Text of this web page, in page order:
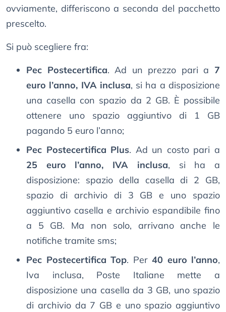
ovviamente, differiscono a seconda del pacchetto
prescelto.
Si può scegliere fra:
Pec Postecertifica. Ad un prezzo pari a 7
euro l’anno, IVA inclusa, si ha a disposizione
una casella con spazio da 2 GB. È possibile
ottenere uno spazio aggiuntivo di 1 GB
pagando 5 euro l’anno;
Pec Postecertifica Plus. Ad un costo pari a
25 euro l’anno, IVA inclusa, si ha a
disposizione: spazio della casella di 2 GB,
spazio di archivio di 3 GB e uno spazio
aggiuntivo casella e archivio espandibile fino
a 5 GB. Ma non solo, arrivano anche le
notifiche tramite sms;
Pec Postecertifica Top. Per 40 euro l’anno,
Iva inclusa, Poste Italiane mette a
disposizione una casella da 3 GB, uno spazio
di archivio da 7 GB e uno spazio aggiuntivo